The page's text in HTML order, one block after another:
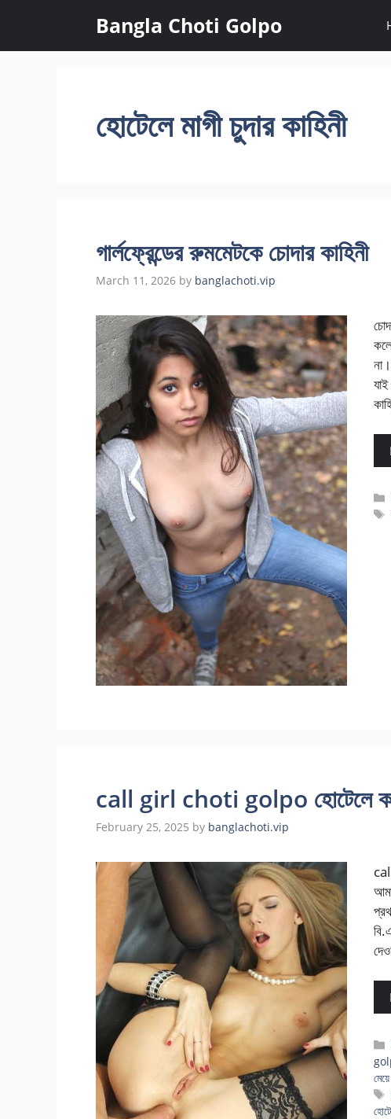
content
Bangla Choti Golpo
হোটেলে মাগী চুদার কাহিনী
গার্লফ্রেন্ডের রুমমেটকে চোদার কাহিনী
March 11, 2026 by banglachoti.vip
call girl choti golpo হোটেলে কল
February 25, 2025 by banglachoti.vip